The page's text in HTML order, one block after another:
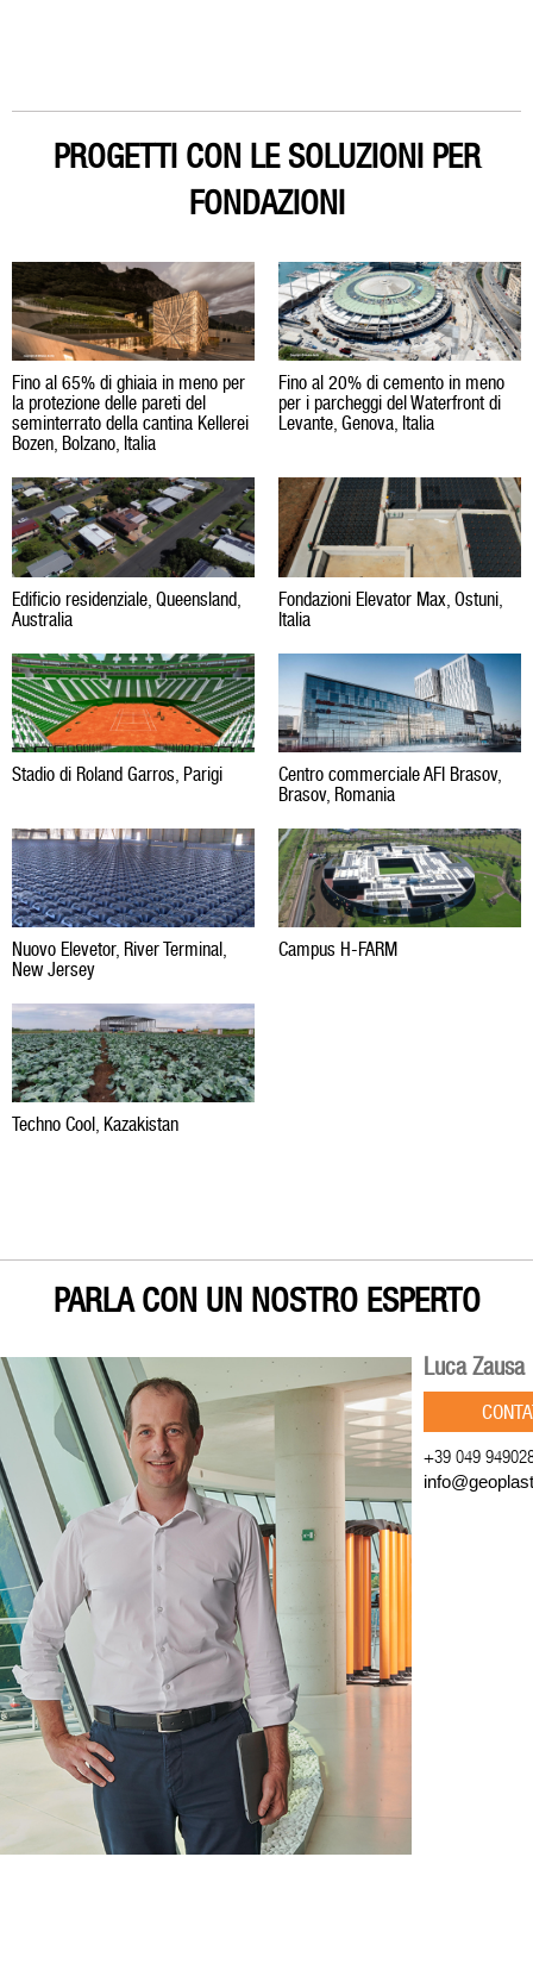
PROGETTI CON LE SOLUZIONI PER
FONDAZIONI
Fino al 65% di ghiaia in meno per
la protezione delle pareti del
seminterrato della cantina Kellerei
Bozen, Bolzano, Italia
Fino al 20% di cemento in meno
per i parcheggi del Waterfront di
Levante, Genova, Italia
Edificio residenziale, Queensland,
Australia
Fondazioni Elevator Max, Ostuni,
Italia
Stadio di Roland Garros, Parigi
Centro commerciale AFI Brasov,
Brasov, Romania
Nuovo Elevetor, River Terminal,
New Jersey
Campus H-FARM
Techno Cool, Kazakistan
PARLA CON UN NOSTRO ESPERTO
Luca Zausa
+39 049